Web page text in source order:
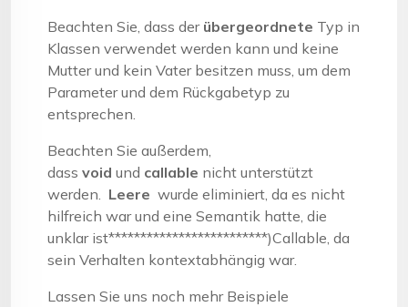
Beachten Sie, dass der übergeordnete Typ in
Klassen verwendet werden kann und keine
Mutter und kein Vater besitzen muss, um dem
Parameter und dem Rückgabetyp zu
entsprechen.
Beachten Sie außerdem,
dass void und callable nicht unterstützt
werden. Leere wurde eliminiert, da es nicht
hilfreich war und eine Semantik hatte, die
unklar ist*************************)Callable, da
sein Verhalten kontextabhängig war.
Lassen Sie uns noch mehr Beispiele